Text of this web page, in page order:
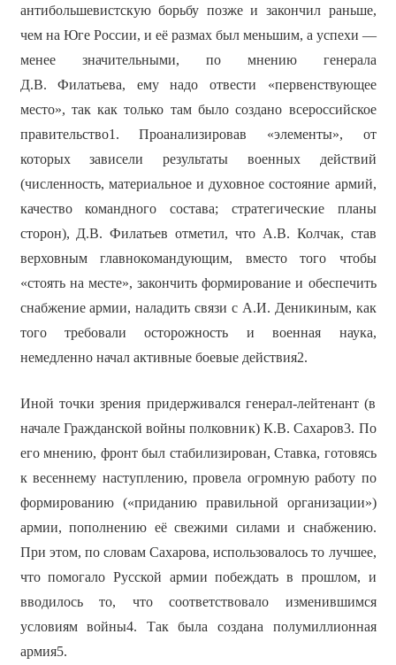
антибольшевистскую борьбу позже и закончил раньше,
чем на Юге России, и её размах был меньшим, а успехи —
менее значительными, по мнению генерала
Д.В. Филатьева, ему надо отвести «первенствующее
место», так как только там было создано всероссийское
правительство1. Проанализировав «элементы», от
которых зависели результаты военных действий
(численность, материальное и духовное состояние армий,
качество командного состава; стратегические планы
сторон), Д.В. Филатьев отметил, что А.В. Колчак, став
верховным главнокомандующим, вместо того чтобы
«стоять на месте», закончить формирование и обеспечить
снабжение армии, наладить связи с А.И. Деникиным, как
того требовали осторожность и военная наука,
немедленно начал активные боевые действия2.
Иной точки зрения придерживался генерал-лейтенант (в
начале Гражданской войны полковник) К.В. Сахаров3. По
его мнению, фронт был стабилизирован, Ставка, готовясь
к весеннему наступлению, провела огромную работу по
формированию («приданию правильной организации»)
армии, пополнению её свежими силами и снабжению.
При этом, по словам Сахарова, использовалось то лучшее,
что помогало Русской армии побеждать в прошлом, и
вводилось то, что соответствовало изменившимся
условиям войны4. Так была создана полумиллионная
армия5.